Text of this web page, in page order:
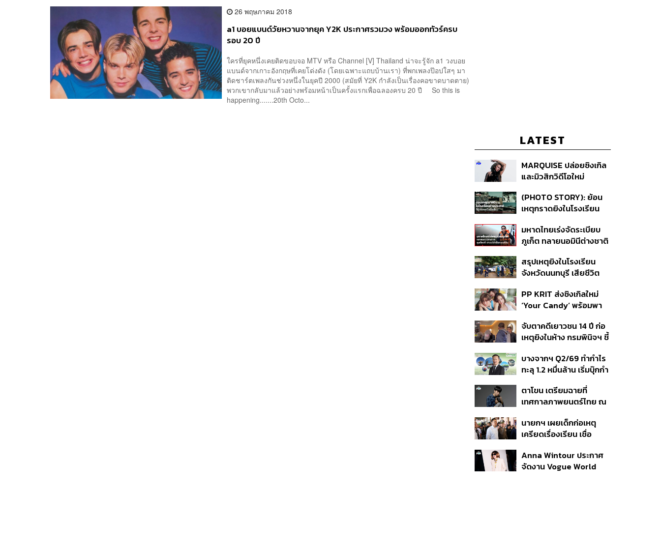
26 พฤษภาคม 2018
a1 บอยแบนด์วัยหวานจากยุค Y2K ประกาศรวมวง พร้อมออกทัวร์ครบ
รอบ 20 ปี
ใครที่ยุคหนึ่งเคยติดขอบจอ MTV หรือ Channel [V] Thailand น่าจะรู้จัก a1 วงบอย
แบนด์จากเกาะอังกฤษที่เคยโด่งดัง (โดยเฉพาะแถบบ้านเรา) ที่พกเพลงป๊อปใสๆ มา
ติดชาร์ตเพลงกันช่วงหนึ่งในยุคปี 2000 (สมัยที่ Y2K กำลังเป็นเรื่องคอขาดบาดตาย)
พวกเขากลับมาแล้วอย่างพร้อมหน้าเป็นครั้งแรกเพื่อฉลองครบ 20 ปี So this is
happening.......20th Octo...
LATEST
MARQUISE ปล่อยซิงเกิล
และมิวสิกวิดีโอใหม่
สัมพันธ์สุด Toxic
(PHOTO STORY): ย้อน
เหตุกราดยิงในโรงเรียน
นักเรียน
มหาดไทยเร่งจัดระเบียบ
ภูเก็ต ทลายนอมินีต่างชาติ
ที่ดิน เคลียร์ใบอนุญาต
โรงแรมค้าง 7 ปี
สรุปเหตุยิงในโรงเรียน
จังหวัดนนทบุรี เสียชีวิต
ปมค้นประวัติคดีกราดยิงที่
สหรัฐฯ
PP KRIT ส่งซิงเกิลใหม่
‘Your Candy’ พร้อมพา
สิกวิดีโอ
จับตาคดีเยาวชน 14 ปี ก่อ
เหตุยิงในห้าง กรมพินิจฯ ชี้
เนื่อง ประเมินปล่อยตัว
บางจากฯ Q2/69 ทำกำไร
ทะลุ 1.2 หมื่นล้าน เริ่มบุ๊กกำ
แรก หนุนรายได้ครึ่งปีทะลุ
3.2 แสนล้าน
ตาโขน เตรียมฉายที่
เทศกาลภาพยนตร์ไทย ณ
นายกฯ เผยเด็กก่อเหตุ
เครียดเรื่องเรียน เชื่อ
กระสุนอีกกว่า 30 นัด หาก
ไม่จบชีวิตตัวเองอาจสูญ
Anna Wintour ประกาศ
จัดงาน Vogue World